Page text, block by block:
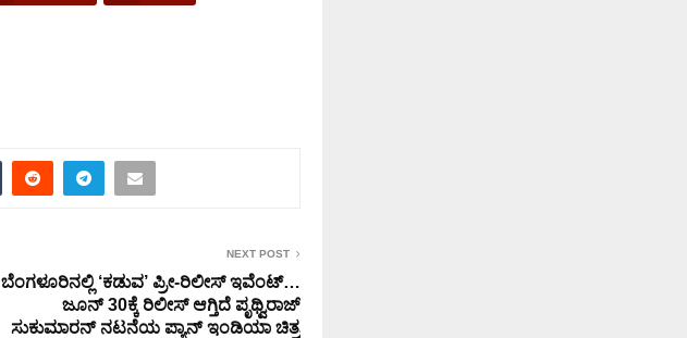
NEXT POST
ಬೆಂಗಳೂರಿನಲ್ಲಿ ‘ಕಡುವ’ ಪ್ರೀ-ರಿಲೀಸ್ ಇವೆಂಟ್…
ಜೂನ್ 30ಕ್ಕೆ ರಿಲೀಸ್ ಆಗ್ತಿದೆ ಪೃಥ್ವಿರಾಜ್
ಸುಕುಮಾರನ್ ನಟನೆಯ ಪ್ಯಾನ್ ಇಂಡಿಯಾ ಚಿತ್ರ